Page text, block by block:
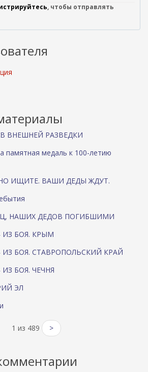
ы
к
д
а
в
и
a
)
, чтобы отправлять
ВНЕШНЕЙ РАЗВЕДКИ
памятная медаль к 100-летию
ИЩИТЕ. ВАШИ ДЕДЫ ЖДУТ.
НАШИХ ДЕДОВ ПОГИБШИМИ
БОЯ. КРЫМ
БОЯ. СТАВРОПОЛЬСКИЙ КРАЙ
БОЯ. ЧЕЧНЯ
ЭЛ
1 из 489 >